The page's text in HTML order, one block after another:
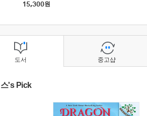
15,300원
도서
's Pick
중고샵